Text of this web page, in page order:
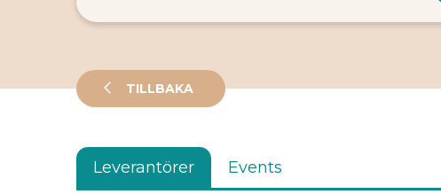
TILLBAKA
Leverantörer Events